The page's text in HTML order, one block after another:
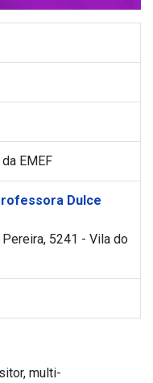
EMEF
Dulce
5241 - Vila do
multi-